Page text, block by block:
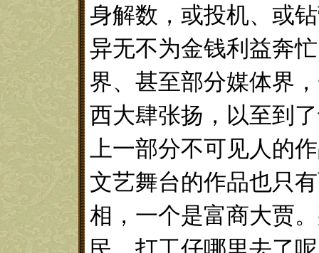
身解数，或投机、或
异无不为金钱利益奔
界、甚至部分媒体界
西大肆张扬，以至到
上一部分不可见人的
文艺舞台的作品也只
相，一个是富商大贾